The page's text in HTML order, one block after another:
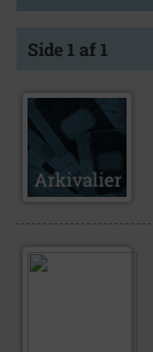
Side 1 af 1